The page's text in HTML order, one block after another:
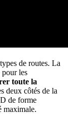
de routes. La
pour les
toute la
deux côtés de la
de forme
maximale.